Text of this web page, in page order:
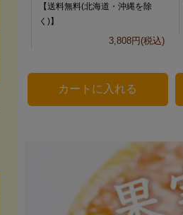
【送料無料(北海道・沖縄を除
く)】
3,808円(税込)